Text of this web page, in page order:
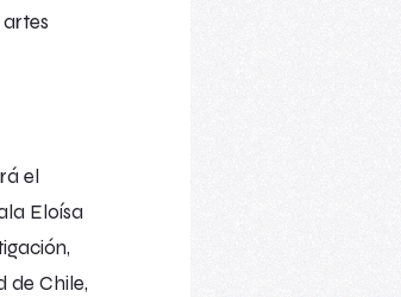
el
Eloísa
de Chile,